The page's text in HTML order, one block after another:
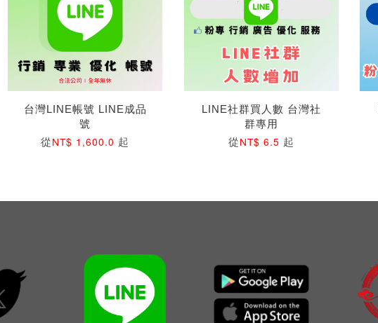
台灣LINE帳號 LINE成品
號
從NT$ 1,600.0 起
LINE社群買人數 台灣社
群專用
從NT$ 6.5 起